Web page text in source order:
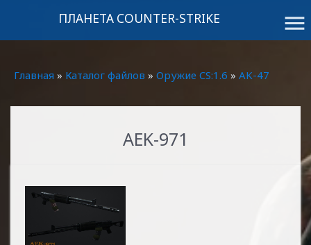
menu
ПЛАНЕТА COUNTER-STRIKE
Главная » Каталог файлов » Оружие CS:1.6 » AK-47
AEK-971